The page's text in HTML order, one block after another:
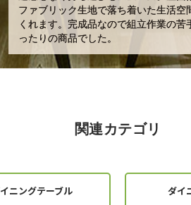
ファブリック生地で落ち着いた生活空
くれます。完成品なので組立作業の苦
ったりの商品でした。
関連カテゴリ
ニングテーブル ダイ